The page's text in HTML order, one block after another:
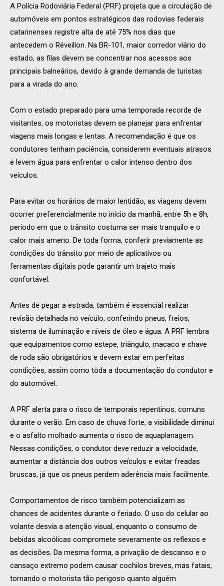
A Polícia Rodoviária Federal (PRF) projeta que a circulação de
automóveis em pontos estratégicos das rodovias federais
catarinenses registre alta de até 75% nos dias que
antecedem o Réveillon. Na BR-101, maior corredor viário do
estado, as filas devem se concentrar nos acessos aos
principais balneários, devido à grande demanda de turistas
para a virada do ano.
Com o estado preparado para uma temporada recorde de
visitantes, os motoristas devem se planejar para enfrentar
viagens mais longas e lentas. A recomendação é que os
condutores tenham paciência, considerem eventuais atrasos
e levem água para enfrentar o calor intenso dentro dos
veículos.
Para evitar os horários de maior lentidão, as viagens devem
ocorrer preferencialmente no início da manhã, entre 5h e 8h,
período em que o trânsito costuma ser mais tranquilo e o
calor mais ameno. De toda forma, conferir previamente as
condições do trânsito por meio de aplicativos ou
ferramentas digitais pode garantir um trajeto mais
confortável.
Antes de pegar a estrada, também é essencial realizar
revisão detalhada no veículo, conferindo pneus, freios,
sistema de iluminação e níveis de óleo e água. A PRF lembra
que equipamentos como estepe, triângulo, macaco e chave
de roda são obrigatórios e devem estar em perfeitas
condições, assim como toda a documentação do condutor e
do automóvel.
A PRF alerta para o risco de temporais repentinos, comuns
durante o verão. Em caso de chuva forte, a visibilidade diminui
e o asfalto molhado aumenta o risco de aquaplanagem.
Nessas condições, o condutor deve reduzir a velocidade,
aumentar a distância dos outros veículos e evitar freadas
bruscas, já que os pneus perdem aderência mais facilmente.
Comportamentos de risco também potencializam as
chances de acidentes durante o feriado. O uso do celular ao
volante desvia a atenção visual, enquanto o consumo de
bebidas alcoólicas compromete severamente os reflexos e
as decisões. Da mesma forma, a privação de descanso e o
cansaço extremo podem causar cochilos breves, mas fatais,
tornando o motorista tão perigoso quanto alguém